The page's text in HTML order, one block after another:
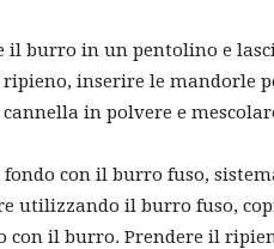
il burro in un pentolino e
inserire le mandorle
in polvere e
con il burro fuso,
utilizzando il burro fuso,
il burro. Prendere il